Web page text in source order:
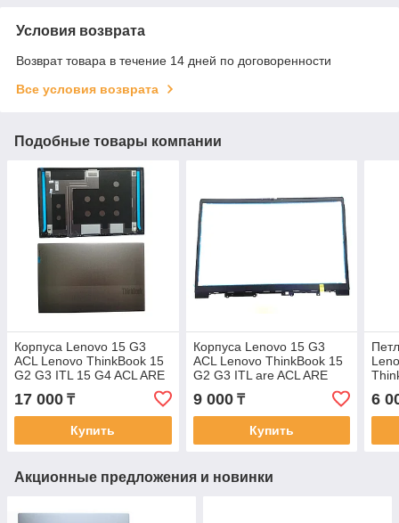
Условия возврата
Возврат товара в течение 14 дней по договоренности
Все условия возврата
Подобные товары компании
Корпуса Lenovo 15 G3
ACL Lenovo ThinkBook 15
G2 G3 ITL 15 G4 ACL ARE
корпус A часть крышка
матрицы
17 000 ₸
Купить
Корпуса Lenovo 15 G3
ACL Lenovo ThinkBook 15
G2 G3 ITL are ACL ARE
корпус B часть рамка
матрицы
9 000₸
Купить
6
Акционные предложения и новинки